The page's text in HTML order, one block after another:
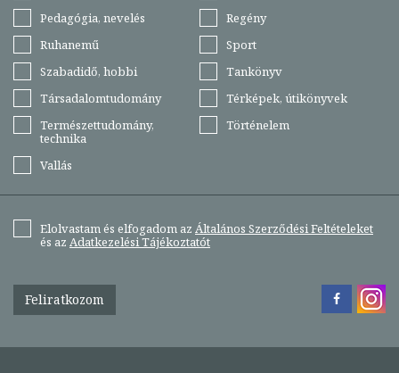
Pedagógia, nevelés
Regény
Ruhanemű
Sport
Szabadidő, hobbi
Tankönyv
Társadalomtudomány
Térképek, útikönyvek
Természettudomány,
technika
Történelem
Vallás
Elolvastam és elfogadom az Általános Szerződési Feltételeket
és az Adatkezelési Tájékoztatót
Feliratkozom